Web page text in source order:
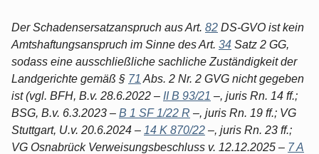
Der Schadensersatzanspruch aus Art. 82 DS-GVO ist kein
Amtshaftungsanspruch im Sinne des Art. 34 Satz 2 GG,
sodass eine ausschließliche sachliche Zuständigkeit der
Landgerichte gemäß § 71 Abs. 2 Nr. 2 GVG nicht gegeben
ist (vgl. BFH, B.v. 28.6.2022 – II B 93/21 –, juris Rn. 14 ff.;
BSG, B.v. 6.3.2023 – B 1 SF 1/22 R –, juris Rn. 19 ff.; VG
Stuttgart, U.v. 20.6.2024 – 14 K 870/22 –, juris Rn. 23 ff.;
VG Osnabrück Verweisungsbeschluss v. 12.12.2025 – 7 A